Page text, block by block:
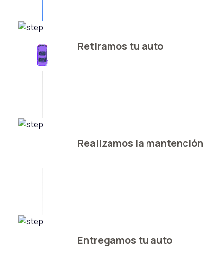
Retiramos tu auto
Realizamos la mantención
Entregamos tu auto